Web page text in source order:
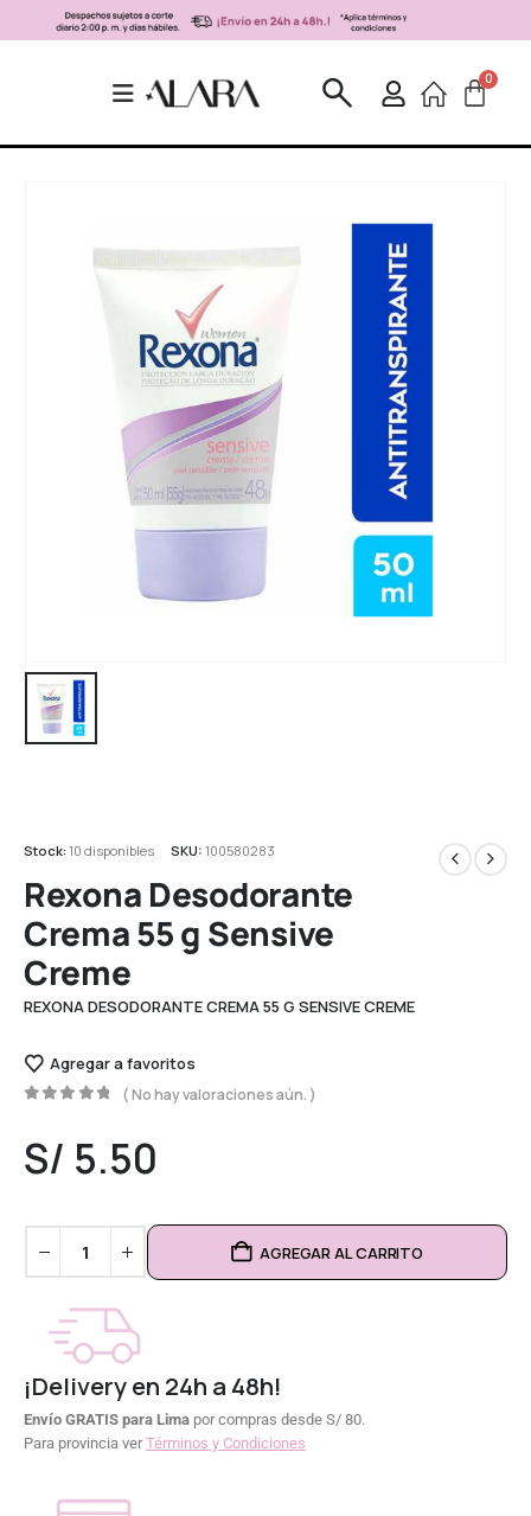
Stock: 10 disponibles SKU:100580283
Rexona Desodorante
Crema 55 g Sensive
Creme
REXONA DESODORANTE CREMA 55 G SENSIVE CREME
Agregar a favoritos
( No hay valoraciones aún. )
S/ 5.50
AGREGAR AL CARRITO
¡Delivery en 24h a 48h!
Envío GRATIS para Lima por compras desde S/ 80.
Para provincia verTérminos y Condiciones